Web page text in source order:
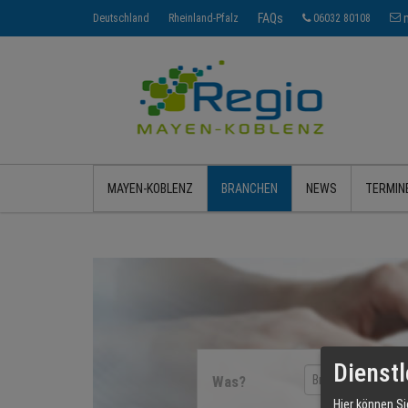
Deutschland Rheinland-Pfalz FAQs 06032 80108
MAYEN-KOBLENZ BRANCHEN NEWS
Was?
Hier können